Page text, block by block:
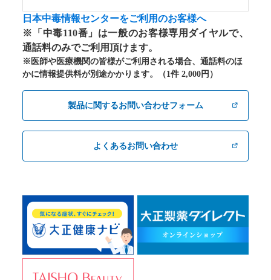
日本中毒情報センターをご利用のお客様へ
※「中毒110番」は一般のお客様専用ダイヤルで、
通話料のみでご利用頂けます。
※医師や医療機関の皆様がご利用される場合、通話料のほ
かに情報提供料が別途かかります。（1件 2,000円）
製品に関するお問い合わせフォーム
よくあるお問い合わせ